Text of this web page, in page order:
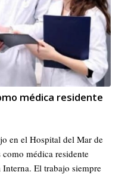
médica residente
en el Hospital del Mar de
médica residente
El trabajo siempre